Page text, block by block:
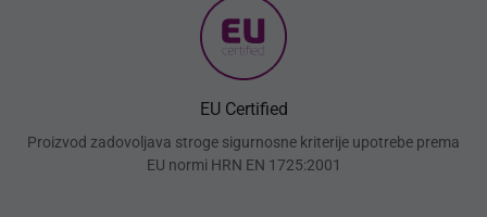
EU Certified
Proizvod zadovoljava stroge sigurnosne kriterije upotrebe prema
EU normi HRN EN 1725:2001